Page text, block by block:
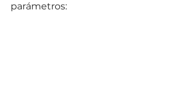
parámetros: